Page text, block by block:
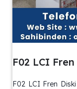
F02 LCI
F02 LCI Fren